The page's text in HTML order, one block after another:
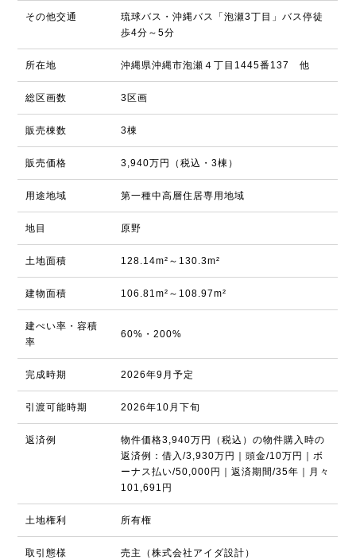
その他交通
琉球バス・沖縄バス「泡瀬3丁目」バス停徒
歩4分～5分
所在地 沖縄県沖縄市泡瀬４丁目1445番137 他
総区画数 3区画
販売棟数 3棟
販売価格 3,940万円（税込・3棟）
用途地域 第一種中高層住居専用地域
地目 原野
土地面積 128.14m²～130.3m²
建物面積 106.81m²～108.97m²
建ぺい率・容積
率
60%・200%
完成時期 2026年9月予定
引渡可能時期 2026年10月下旬
返済例
物件価格3,940万円（税込）の物件購入時の
返済例：借入/3,930万円｜頭金/10万円｜ボ
ーナス払い/50,000円｜返済期間/35年｜月々
101,691円
土地権利 所有権
取引態様 売主（株式会社アイダ設計）